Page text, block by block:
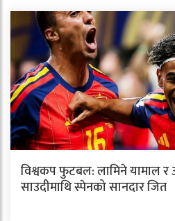
विश्वकप फुटबल: लामिने यामाल र
साउदीमाथि स्पेनको सानदार जित